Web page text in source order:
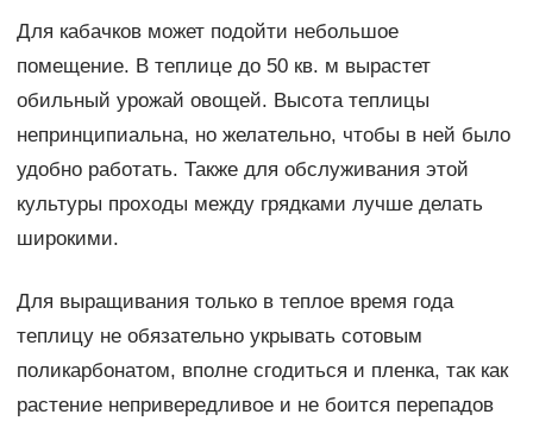
Для кабачков может подойти небольшое
помещение. В теплице до 50 кв. м вырастет
обильный урожай овощей. Высота теплицы
непринципиальна, но желательно, чтобы в ней было
удобно работать. Также для обслуживания этой
культуры проходы между грядками лучше делать
широкими.
Для выращивания только в теплое время года
теплицу не обязательно укрывать сотовым
поликарбонатом, вполне сгодиться и пленка, так как
растение непривередливое и не боится перепадов